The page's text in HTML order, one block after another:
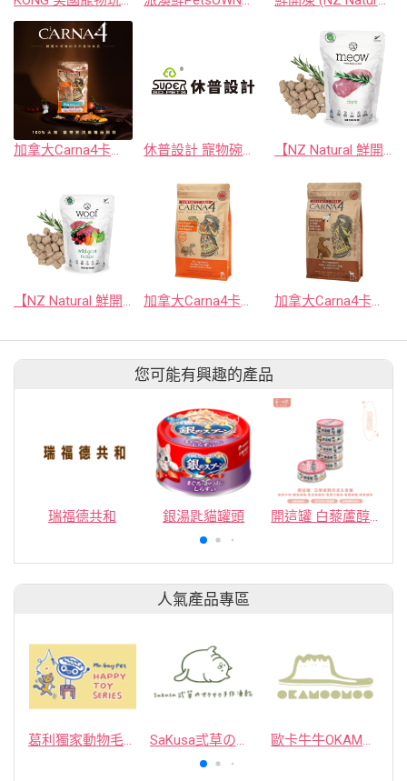
加拿大Carna4卡娜芙-貓咪飼料 休普設計 寵物碗及用品 【NZ Natural 鮮開凍】 meow-貓咪冷凍乾燥生食餐系列
加拿大Carna4卡娜芙‧狗狗系列
您可能有興趣的產品
瑞福德共和 銀湯匙貓罐頭 開這罐 白藜蘆醇肉泥主食罐
人氣產品專區
葛利獨家動物毛逗貓棒 SaKusa弎草のサクサク手作凍乾 歐卡牛牛OKAMOOMOO 貓草包